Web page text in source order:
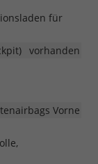
für
vorhanden
Vorne